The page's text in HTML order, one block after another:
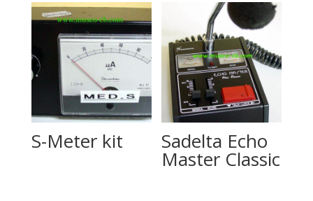
S-Meter kit Sadelta Echo
Master Classic